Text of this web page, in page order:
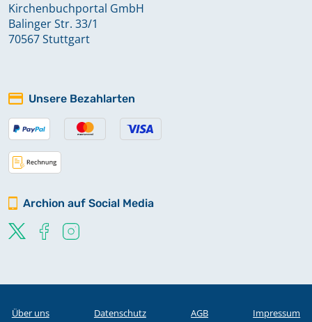
Kirchenbuchportal GmbH
Balinger Str. 33/1
70567 Stuttgart
Unsere Bezahlarten
Archion auf Social Media
Über uns Datenschutz AGB Impressum